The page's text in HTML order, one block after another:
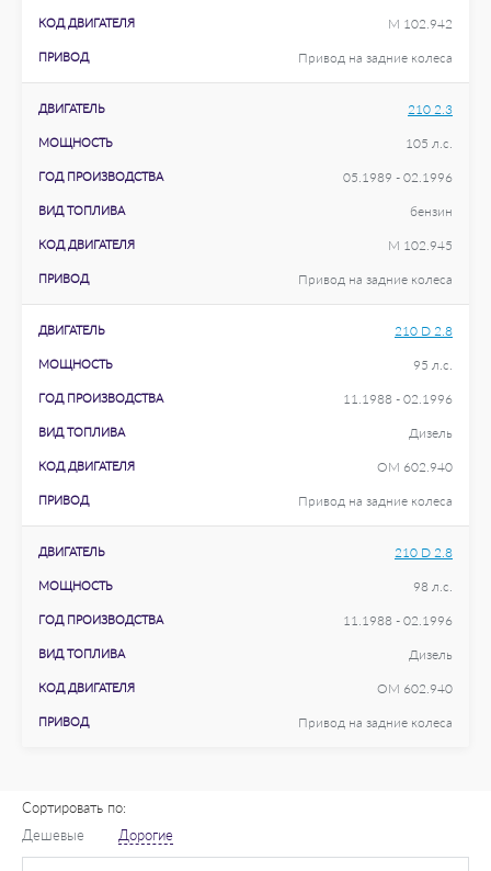
КОД ДВИГАТЕЛЯ M 102.942
ПРИВОД Привод на задние колеса
ДВИГАТЕЛЬ 210 2.3
МОЩНОСТЬ 105 л.с.
ГОД ПРОИЗВОДСТВА 05.1989 - 02.1996
ВИД ТОПЛИВА бензин
КОД ДВИГАТЕЛЯ M 102.945
ПРИВОД Привод на задние колеса
ДВИГАТЕЛЬ 210 D 2.8
МОЩНОСТЬ 95 л.с.
ГОД ПРОИЗВОДСТВА 11.1988 - 02.1996
ВИД ТОПЛИВА Дизель
КОД ДВИГАТЕЛЯ OM 602.940
ПРИВОД Привод на задние колеса
ДВИГАТЕЛЬ 210 D 2.8
МОЩНОСТЬ 98 л.с.
ГОД ПРОИЗВОДСТВА 11.1988 - 02.1996
ВИД ТОПЛИВА Дизель
КОД ДВИГАТЕЛЯ OM 602.940
ПРИВОД Привод на задние колеса
Сортировать по:
Дешевые
Дорогие